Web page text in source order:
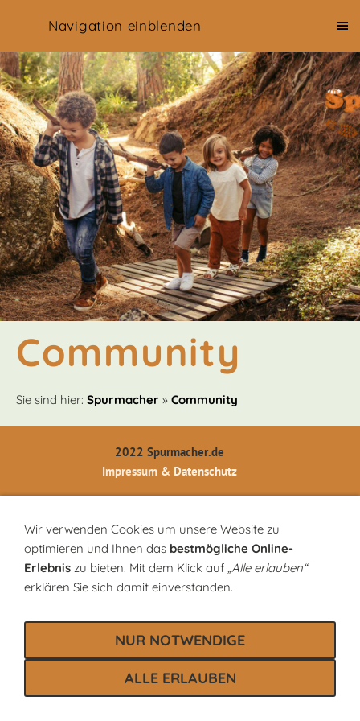
Navigation einblenden
Community
Sie sind hier: Spurmacher » Community
2022 Spurmacher.de
Impressum& Datenschutz
Wir verwenden Cookies um unsere Website zu
optimieren und Ihnen das bestmögliche Online-
Erlebnis zu bieten. Mit dem Klick auf „Alle erlauben“
erklären Sie sich damit einverstanden.
NUR NOTWENDIGE
ALLE ERLAUBEN